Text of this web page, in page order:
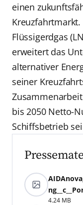
einen
Flüssigerdgas
erweitert das
alternativer
seiner
bis 2050 Netto-
Schiffsbetrieb
4.24 MB